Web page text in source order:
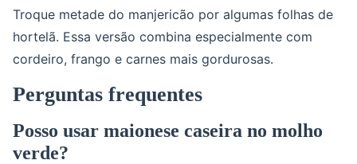
Troque metade do manjericão por algumas folhas de
hortelã. Essa versão combina especialmente com
cordeiro, frango e carnes mais gordurosas.
Perguntas frequentes
Posso usar maionese caseira no molho
verde?